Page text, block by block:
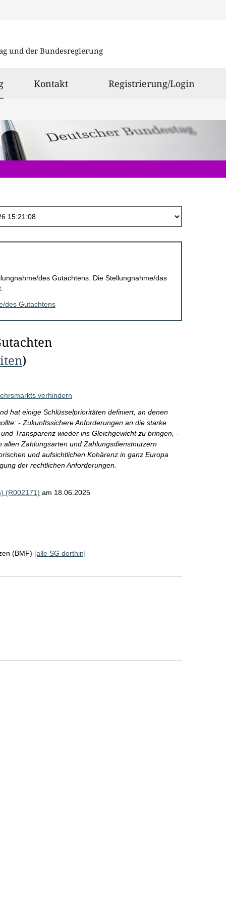
und der Bundesregierung
ausgewählt
Kontakt Registrierung/Login
des Gutachtens. Die Stellungnahme/das
des Gutachtens
)
verhindern
hat einige Schlüsselprioritäten definiert, an denen
- Zukunftssichere Anforderungen an die starke
Transparenz wieder ins Gleichgewicht zu bringen, -
Zahlungsarten und Zahlungsdienstnutzern
und aufsichtlichen Kohärenz in ganz Europa
der rechtlichen Anforderungen.
(R002171) am 18.06.2025
(BMF) [alle SG dorthin]